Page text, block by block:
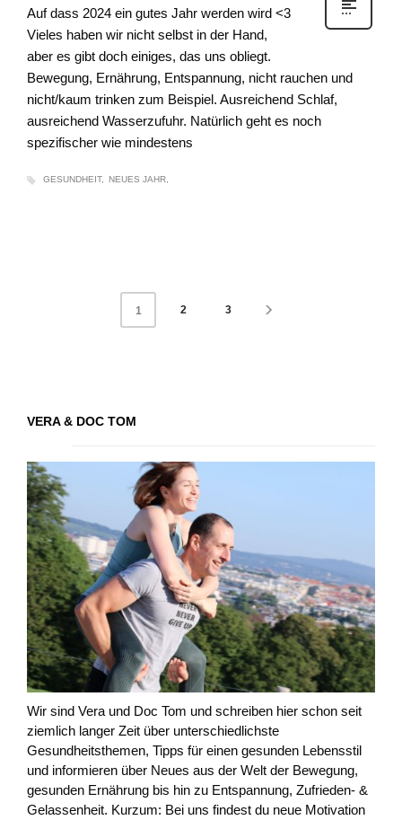
Auf dass 2024 ein gutes Jahr werden wird <3
Vieles haben wir nicht selbst in der Hand,
aber es gibt doch einiges, das uns obliegt.
Bewegung, Ernährung, Entspannung, nicht rauchen und
nicht/kaum trinken zum Beispiel. Ausreichend Schlaf,
ausreichend Wasserzufuhr. Natürlich geht es noch
spezifischer wie mindestens
GESUNDHEIT NEUES JAHR
1 2 3
VERA & DOC TOM
Wir sind Vera und Doc Tom und schreiben hier schon seit
ziemlich langer Zeit über unterschiedlichste
Gesundheitsthemen, Tipps für einen gesunden Lebensstil
und informieren über Neues aus der Welt der Bewegung,
gesunden Ernährung bis hin zu Entspannung, Zufrieden- &
Gelassenheit. Kurzum: Bei uns findest du neue Motivation